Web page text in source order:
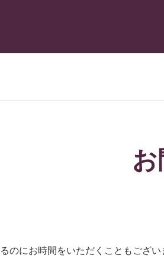
のにお時間をいただくこともござい